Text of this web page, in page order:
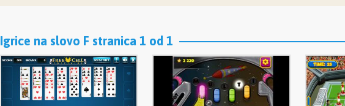
Igrice na slovo F stranica 1 od 1